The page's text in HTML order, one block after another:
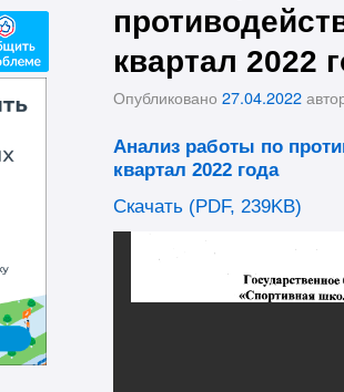
квартал 2022
Опубликовано 27.04.2022
Анализ работы по
квартал 2022 года
Скачать (PDF, 239KB)